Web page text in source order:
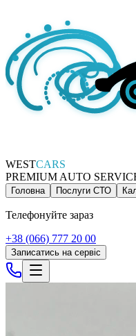
WESTCARS
PREMIUM AUTO
Головна Послуги СТО
Телефонуйте зараз
+38 (066) 777 20 00
Записатись на сервіс